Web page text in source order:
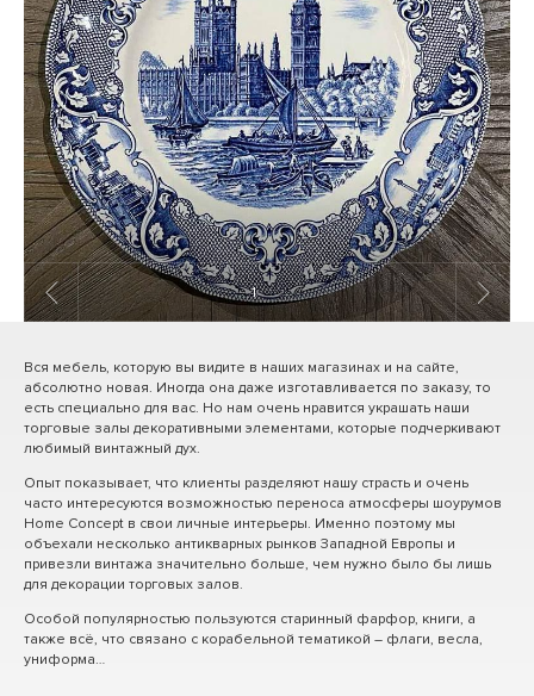
1/ 10
Вся мебель, которую вы видите в наших магазинах и на сайте,
абсолютно новая. Иногда она даже изготавливается по заказу, то
есть специально для вас. Но нам очень нравится украшать наши
торговые залы декоративными элементами, которые подчеркивают
любимый винтажный дух.
Опыт показывает, что клиенты разделяют нашу страсть и очень
часто интересуются возможностью переноса атмосферы шоурумов
Home Concept в свои личные интерьеры. Именно поэтому мы
объехали несколько антикварных рынков Западной Европы и
привезли винтажа значительно больше, чем нужно было бы лишь
для декорации торговых залов.
Особой популярностью пользуются старинный фарфор, книги, а
также всё, что связано с корабельной тематикой – флаги, весла,
униформа…